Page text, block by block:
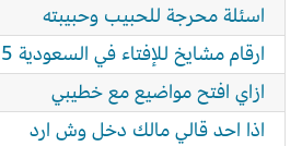
اسئلة محرجة للحبيب وحبيبته
ارقام مشايخ للإفتاء في السعودية 2025 واتس اب
ازاي افتح مواضيع مع خطيبي
اذا احد قالي مالك دخل وش ارد